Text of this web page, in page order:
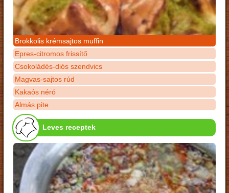
Brokkolis krémsajtos muffin
Epres-citromos frissítő
Csokoládés-diós szendvics
Magvas-sajtos rúd
Kakaós néró
Almás pite
Leves receptek